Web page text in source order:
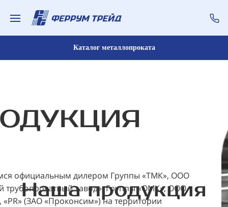
Каталог металлопроката
официальным дилером Группы «ТМК», ООО
трубопрокатный завод», Группы «ОМК», ООО
(ЗАО «Проконсим») на территории
Наша продукция